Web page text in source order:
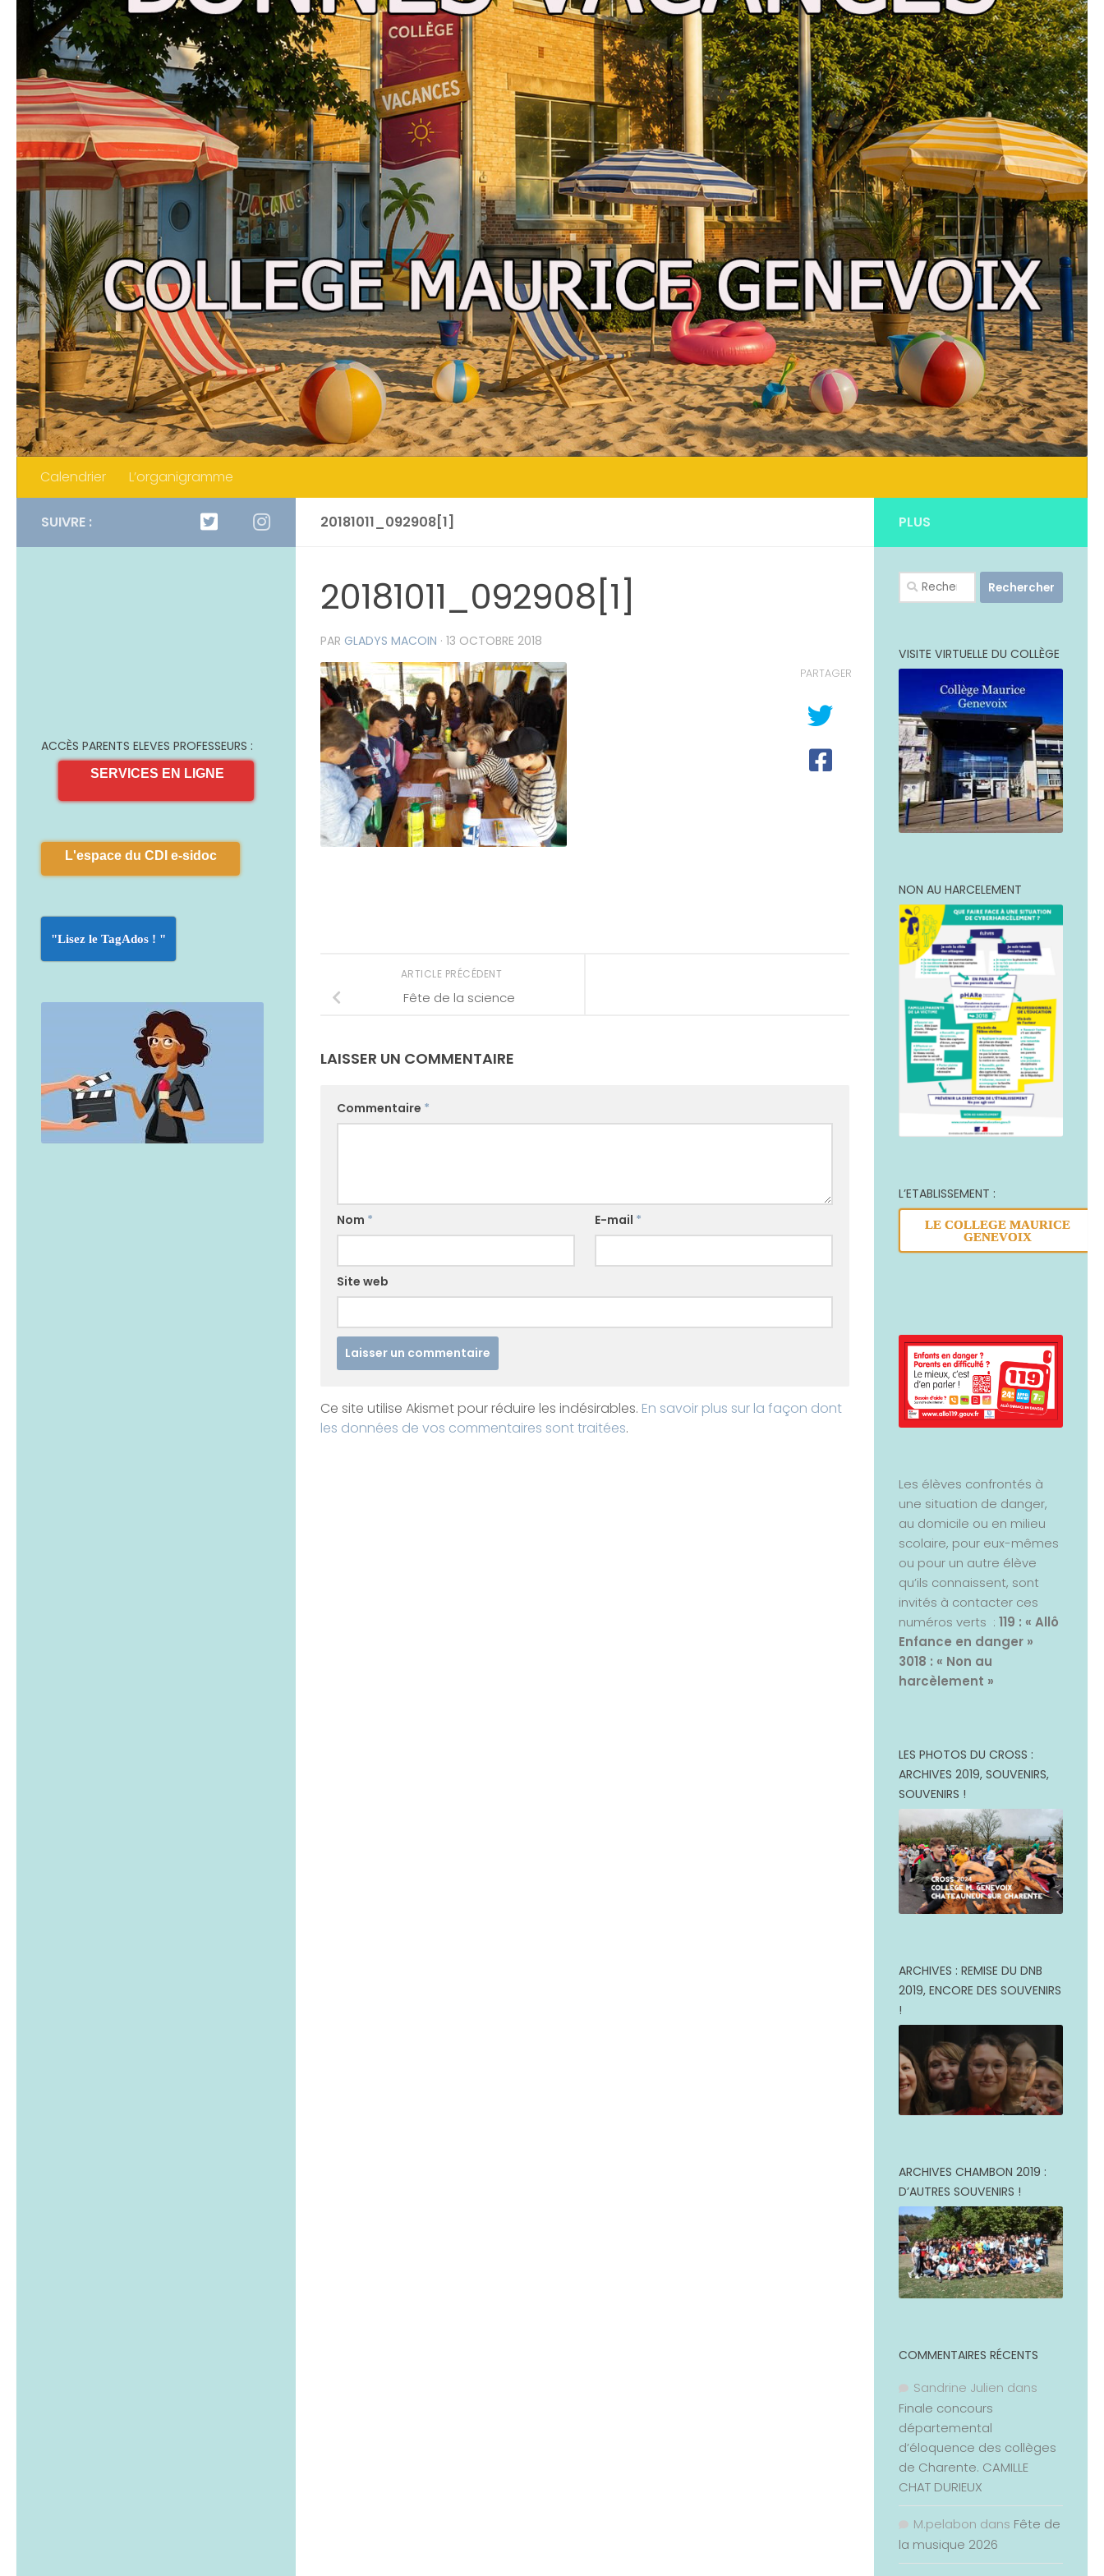
Calendrier L’organigramme
20181011_092908[1]
20181011_092908[1]
PAR GLADYS MACOIN · 13 OCTOBRE 2018
PARTAGER
ARTICLE PRÉCÉDENT
Fête de la science
LAISSER UN COMMENTAIRE
Commentaire *
Nom * E-mail *
Site web
Ce site utilise Akismet pour réduire les indésirables. En savoir plus sur la façon dont
les données de vos commentaires sont traitées.
SUIVRE :
ACCÈS PARENTS ELEVES PROFESSEURS :
SERVICES EN LIGNE
L'espace du CDI e-sidoc
"Lisez le TagAdos ! "
PLUS
Rechercher :
VISITE VIRTUELLE DU COLLÈGE
NON AU HARCELEMENT
L’ETABLISSEMENT :
LE COLLEGE MAURICE
GENEVOIX
Les élèves confrontés à
une situation de danger,
au domicile ou en milieu
scolaire, pour eux-mêmes
ou pour un autre élève
qu’ils connaissent, sont
invités à contacter ces
numéros verts : 119 : « Allô
Enfance en danger »
3018 : « Non au
harcèlement »
LES PHOTOS DU CROSS :
ARCHIVES 2019, SOUVENIRS,
SOUVENIRS !
ARCHIVES : REMISE DU DNB
2019, ENCORE DES SOUVENIRS
!
ARCHIVES CHAMBON 2019 :
D’AUTRES SOUVENIRS !
COMMENTAIRES RÉCENTS
Sandrine Julien dans
Finale concours
départemental
d’éloquence des collèges
de Charente. CAMILLE
CHAT DURIEUX
M.pelabon dans Fête de
la musique 2026